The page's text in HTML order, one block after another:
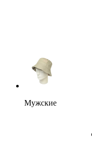
Мужские